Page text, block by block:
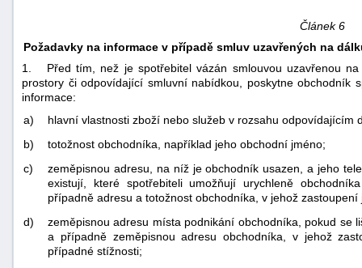
Článek 6
Požadavky na informace v případě smluv uzavřených na
1. Před tím, než je spotřebitel vázán smlouvou uzavřenou
prostory či odpovídající smluvní nabídkou, poskytne obchodník
informace:
a)
hlavní vlastnosti zboží nebo služeb v rozsahu odpovídajícím
b)
totožnost obchodníka, například jeho obchodní jméno;
c)
zeměpisnou adresu, na níž je obchodník usazen, a jeho
existují, které spotřebiteli umožňují urychleně
případně adresu a totožnost obchodníka, v jehož zastoupení
d)
zeměpisnou adresu místa podnikání obchodníka, pokud se
a případně zeměpisnou adresu obchodníka, v jehož
případné stížnosti;